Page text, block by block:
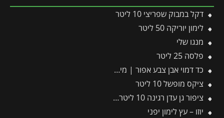
דקל במבוק שפריצי 10 ליטר
לימון יוריקה 50 ליטר
מנגו שלי
פלסה 25 ליטר
כד דמוי אבן צבע אפור | מידות 55×59 ס״מ
ציקס מופשל 10 ליטר
ציפור גן עדן רגינה 10 ליטר 2 יציאות
יוזו – עץ לימון יפני